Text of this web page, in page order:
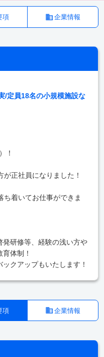
項 企業情報
/定員18名の小規模施設な
！
が正社員になりました！
ち着いてお仕事ができま
発研修等、経験の浅い方や
体制！
クアップもいたします！
項 企業情報